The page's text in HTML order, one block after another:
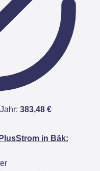
383,48 €
in Bäk: